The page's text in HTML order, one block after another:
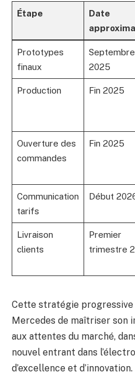
Étape
Date
Prototypes
finaux
Septembre
2025
Production Fin 2025
Ouverture des
commandes
Fin 2025
Communication
tarifs
Début
Livraison
clients
Premier
trimestre
Cette stratégie
Mercedes de maîtriser son
aux attentes du marché,
nouvel entrant dans
d’excellence et d’innovation.